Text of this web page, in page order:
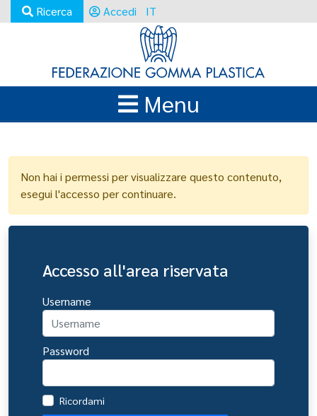
Ricerca Accedi IT
Menu
Non hai i permessi per visualizzare questo contenuto,
esegui l'accesso per continuare.
Accesso all'area riservata
Username
Password
Ricordami